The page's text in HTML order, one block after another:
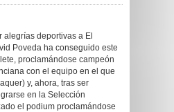
alegrías deportivas a El
Poveda ha conseguido este
proclamándose campeón
con el equipo en el que
y, ahora, tras ser
en la Selección
el podium proclamándose